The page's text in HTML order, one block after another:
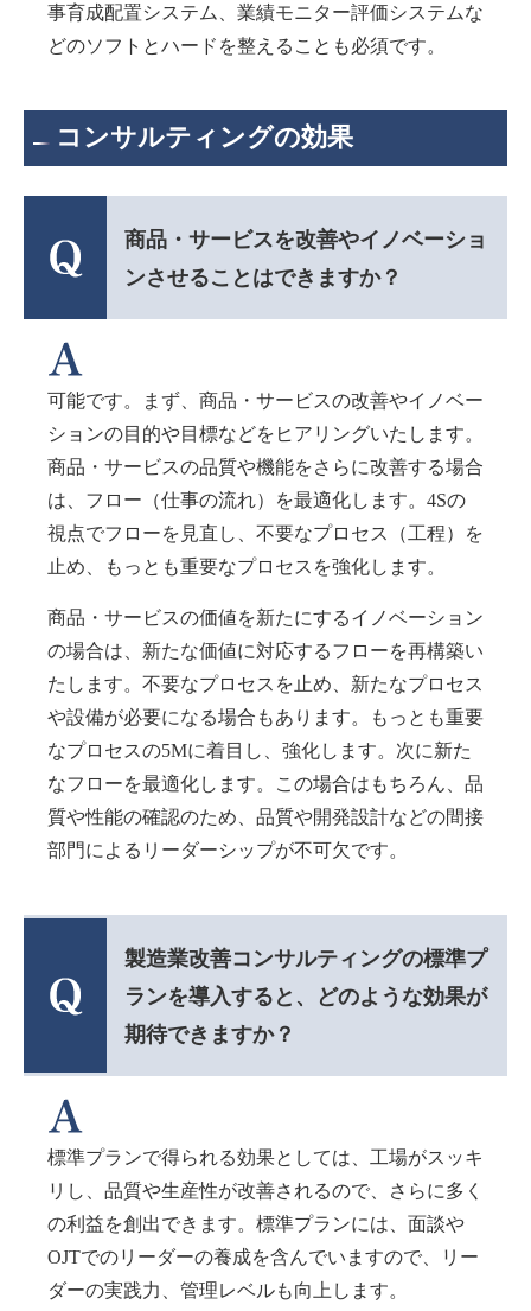
事育成配置システム、業績モニター評価システムな
どのソフトとハードを整えることも必須です。
コンサルティングの効果
商品・サービスを改善やイノベーショ
ンさせることはできますか？
可能です。まず、商品・サービスの改善やイノベー
ションの目的や目標などをヒアリングいたします。
商品・サービスの品質や機能をさらに改善する場合
は、フロー（仕事の流れ）を最適化します。4Sの
視点でフローを見直し、不要なプロセス（工程）を
止め、もっとも重要なプロセスを強化します。
商品・サービスの価値を新たにするイノベーション
の場合は、新たな価値に対応するフローを再構築い
たします。不要なプロセスを止め、新たなプロセス
や設備が必要になる場合もあります。もっとも重要
なプロセスの5Mに着目し、強化します。次に新た
なフローを最適化します。この場合はもちろん、品
質や性能の確認のため、品質や開発設計などの間接
部門によるリーダーシップが不可欠です。
製造業改善コンサルティングの標準プ
ランを導入すると、どのような効果が
期待できますか？
標準プランで得られる効果としては、工場がスッキ
リし、品質や生産性が改善されるので、さらに多く
の利益を創出できます。標準プランには、面談や
OJTでのリーダーの養成を含んでいますので、リー
ダーの実践力、管理レベルも向上します。